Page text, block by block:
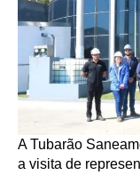
A Tubarão
a visita de